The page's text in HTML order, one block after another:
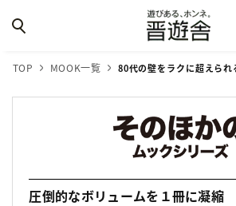
TOP MOOK一覧 80代の壁をラクに超えられ
圧倒的なボリュームを１冊に凝縮